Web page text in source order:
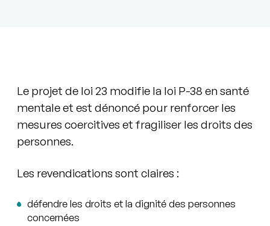
Le projet de loi 23 modifie la loi P-38 en santé
mentale et est dénoncé pour renforcer les
mesures coercitives et fragiliser les droits des
personnes.
Les revendications sont claires :
défendre les droits et la dignité des personnes
concernées